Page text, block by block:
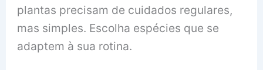
plantas precisam de cuidados regulares,
mas simples. Escolha espécies que se
adaptem à sua rotina.